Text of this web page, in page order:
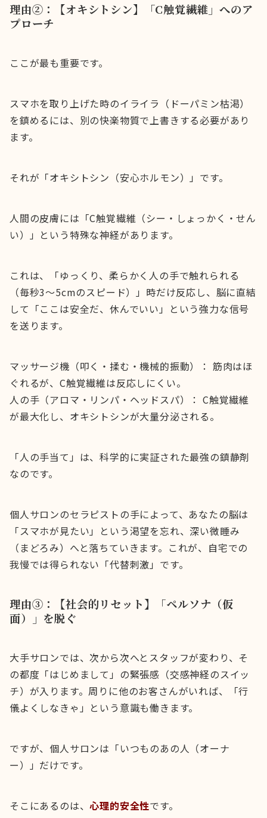
理由②：【オキシトシン】「C触覚繊維」へのア
プローチ
ここが最も重要です。
スマホを取り上げた時のイライラ（ドーパミン枯渇）
を鎮めるには、別の快楽物質で上書きする必要があり
ます。
それが「オキシトシン（安心ホルモン）」です。
人間の皮膚には「C触覚繊維（シー・しょっかく・せん
い）」という特殊な神経があります。
これは、「ゆっくり、柔らかく人の手で触れられる
（毎秒3〜5cmのスピード）」時だけ反応し、脳に直結
して「ここは安全だ、休んでいい」という強力な信号
を送ります。
マッサージ機（叩く・揉む・機械的振動）： 筋肉はほ
ぐれるが、C触覚繊維は反応しにくい。
人の手（アロマ・リンパ・ヘッドスパ）： C触覚繊維
が最大化し、オキシトシンが大量分泌される。
「人の手当て」は、科学的に実証された最強の鎮静剤
なのです。
個人サロンのセラピストの手によって、あなたの脳は
「スマホが見たい」という渇望を忘れ、深い微睡み
（まどろみ）へと落ちていきます。これが、自宅での
我慢では得られない「代替刺激」です。
理由③：【社会的リセット】「ペルソナ（仮
面）」を脱ぐ
大手サロンでは、次から次へとスタッフが変わり、そ
の都度「はじめまして」の緊張感（交感神経のスイッ
チ）が入ります。周りに他のお客さんがいれば、「行
儀よくしなきゃ」という意識も働きます。
ですが、個人サロンは「いつものあの人（オーナ
ー）」だけです。
そこにあるのは、心理的安全性です。